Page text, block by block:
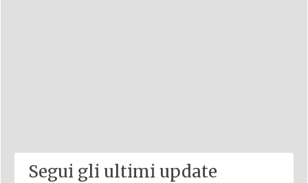
Segui gli ultimi update